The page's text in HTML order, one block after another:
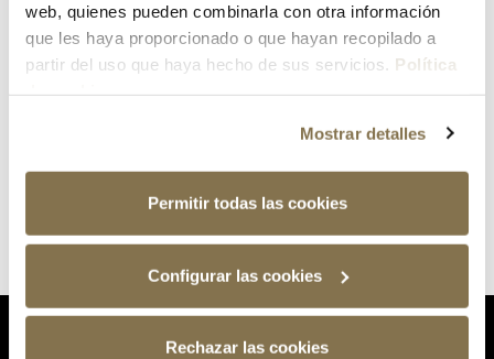
web, quienes pueden combinarla con otra información
que les haya proporcionado o que hayan recopilado a
partir del uso que haya hecho de sus servicios. Política
Mostrar detalles
Permitir todas las cookies
Configurar las cookies
Rechazar las cookies